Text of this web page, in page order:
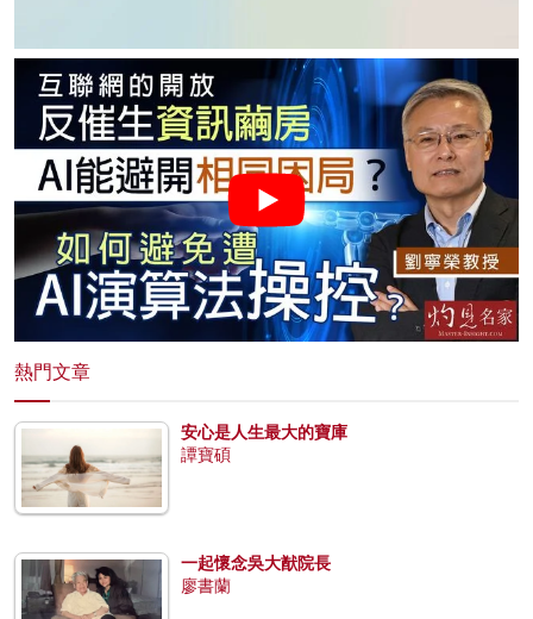
熱門文章
安心是人生最大的寶庫
譚寶碩
一起懷念吳大猷院長
廖書蘭